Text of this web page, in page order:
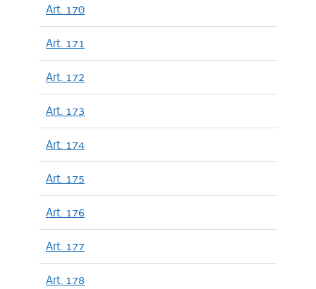
Art. 170
Art. 171
Art. 172
Art. 173
Art. 174
Art. 175
Art. 176
Art. 177
Art. 178